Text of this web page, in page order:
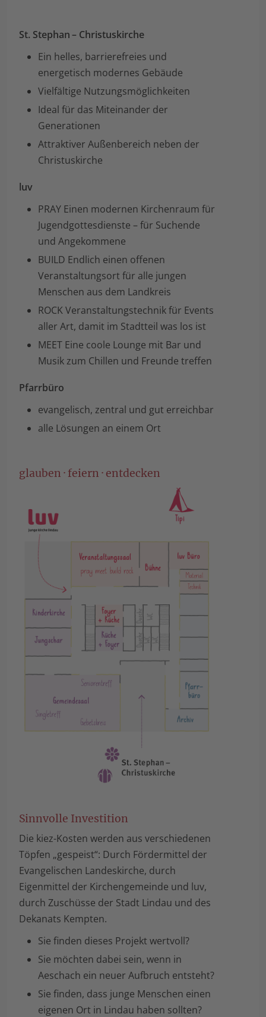
St. Stephan – Christuskirche
Ein helles, barrierefreies und
energetisch modernes Gebäude
Vielfältige Nutzungsmöglichkeiten
Ideal für das Miteinander der
Generationen
Attraktiver Außenbereich neben der
Christuskirche
luv
PRAY Einen modernen Kirchenraum für
Jugendgottesdienste – für Suchende
und Angekommene
BUILD Endlich einen offenen
Veranstaltungsort für alle jungen
Menschen aus dem Landkreis
ROCK Veranstaltungstechnik für Events
aller Art, damit im Stadtteil was los ist
MEET Eine coole Lounge mit Bar und
Musik zum Chillen und Freunde treffen
Pfarrbüro
evangelisch, zentral und gut erreichbar
alle Lösungen an einem Ort
glauben · feiern · entdecken
Sinnvolle Investition
Die kiez-Kosten werden aus verschiedenen
Töpfen „gespeist“: Durch Fördermittel der
Evangelischen Landeskirche, durch
Eigenmittel der Kirchengemeinde und luv,
durch Zuschüsse der Stadt Lindau und des
Dekanats Kempten.
Sie finden dieses Projekt wertvoll?
Sie möchten dabei sein, wenn in
Aeschach ein neuer Aufbruch entsteht?
Sie finden, dass junge Menschen einen
eigenen Ort in Lindau haben sollten?